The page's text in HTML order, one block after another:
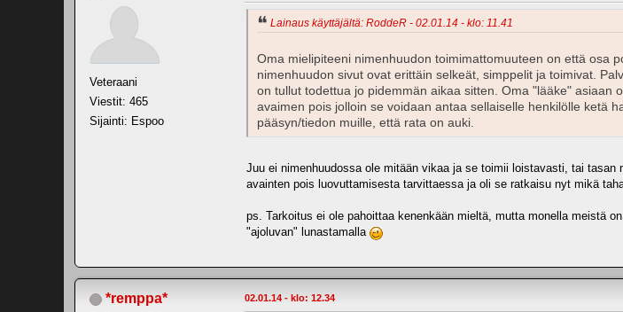
Veteraani
Viestit: 465
Sijainti: Espoo
Lainaus käyttäjältä: RoddeR - 02.01.14 - klo: 11.41
Oma mielipiteeni nimenhuudon toimimattomuuteen on että osa
nimenhuudon sivut ovat erittäin selkeät, simppelit ja toimivat.
on tullut todettua jo pidemmän aikaa sitten. Oma "lääke" asiaan
avaimen pois jolloin se voidaan antaa sellaiselle henkilölle ketä
pääsyn/tiedon muille, että rata on auki.
Juu ei nimenhuudossa ole mitään vikaa ja se toimii loistavasti, tai
avainten pois luovuttamisesta tarvittaessa ja oli se ratkaisu nyt mikä
ps. Tarkoitus ei ole pahoittaa kenenkään mieltä, mutta monella meistä
"ajoluvan" lunastamalla
*remppa* 02.01.14 - klo: 12.34